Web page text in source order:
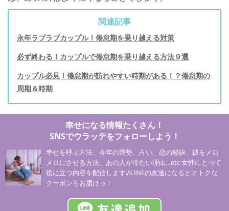
関連記事
永年ラブラブカップル！倦怠期を乗り越える対策
必ず終わる！カップルで倦怠期を乗り越える方法９選
カップル必見！倦怠期が訪れやすい時期がある！？倦怠期の
周期＆時期
幸せになる情報たくさん！
SNSでウラッテをフォローしよう！
幸せを呼ぶ方法、今年の運勢、占い、恋の秘訣、彼をメロ
メロにさせる方法、あの人が冷たい理由…etc 女性にとって
役に立つ内容を配信します♪LINEの友達になるとオトクな
クーポンもお届けっ！